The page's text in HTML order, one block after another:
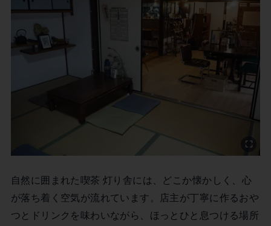
自然に囲まれた喫茶 灯り舎には、どこか懐かしく、心
が落ち着く空気が流れています。店主が丁寧に作るおや
つとドリンクを味わいながら、ほっとひと息つける場所